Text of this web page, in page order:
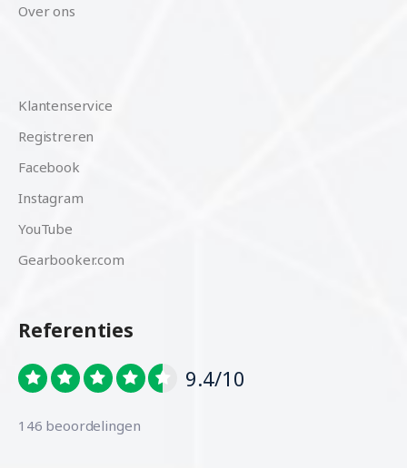
Over ons
Klantenservice
Registreren
Facebook
Instagram
YouTube
Gearbooker.com
Referenties
9.4/10
146 beoordelingen